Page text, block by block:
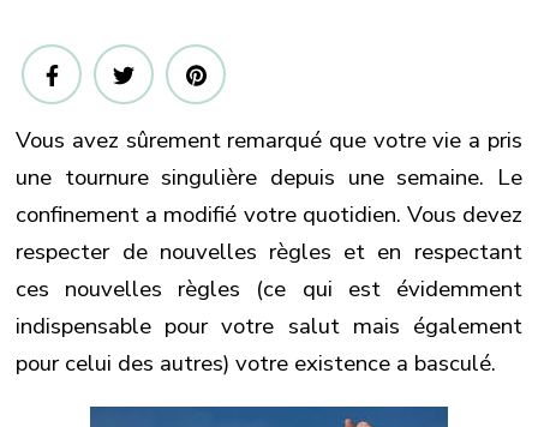
allait
changer
votre
vie
future…
Vous avez sûrement remarqué que votre vie a pris
une tournure singulière depuis une semaine. Le
confinement a modifié votre quotidien. Vous devez
respecter de nouvelles règles et en respectant
ces nouvelles règles (ce qui est évidemment
indispensable pour votre salut mais également
pour celui des autres) votre existence a basculé.